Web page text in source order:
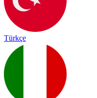
Türkçe